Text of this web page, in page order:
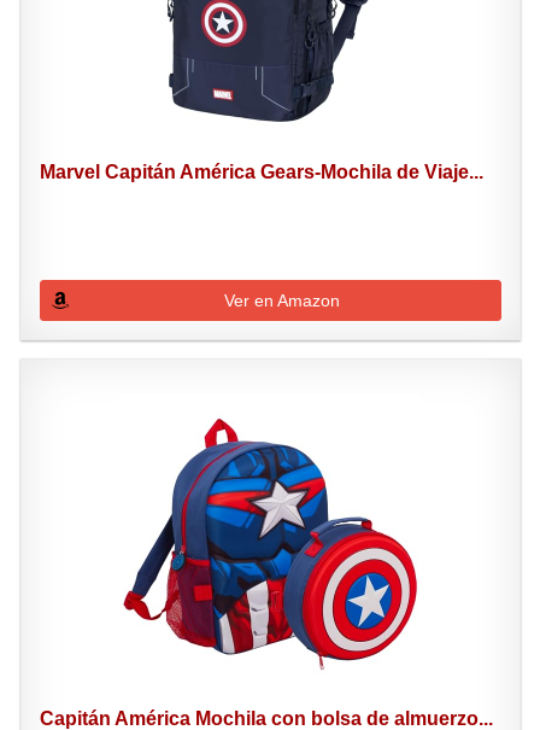
Marvel Capitán América Gears-Mochila de Viaje...
Ver en Amazon
Capitán América Mochila con bolsa de almuerzo...